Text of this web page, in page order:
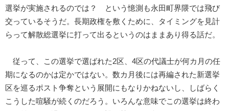
選挙が実施されるのでは？ という憶測も永田町界隈では飛び
交っているそうだ。長期政権を敷くために、タイミングを見計
らって解散総選挙に打って出るというのはままあり得る話だ。
従って、この選挙で選ばれた2区、4区の代議士が何カ月の任
期になるのかは定かではない。数カ月後には再編された新選挙
区を巡るポスト争奪という展開にもなりかねないし、しばらく
こうした喧騒が続くのだろう。いろんな意味でこの選挙は終わ